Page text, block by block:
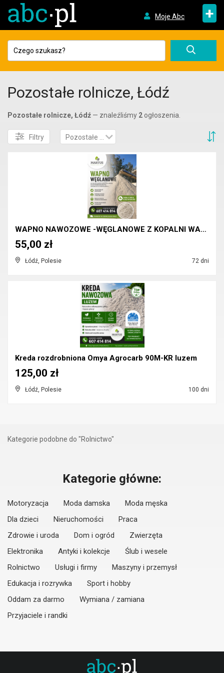
Moje Abc +
Pozostałe rolnicze, Łódź
Pozostałe rolnicze, Łódź — znaleźliśmy 2 ogłoszenia.
Filtry Pozostałe rolnicze
WAPNO NAWOZOWE -WĘGLANOWE Z KOPALNI WAPIENIA MORAW...
Łódź, Polesie 72 dni
55,00 zł
Kreda rozdrobniona Omya Agrocarb 90M-KR luzem
Łódź, Polesie 100 dni
125,00 zł
Kategorie podobne do "Rolnictwo"
Kategorie główne:
Motoryzacja Moda damska
Moda męska
Dla dzieci
Nieruchomości
Praca
Zdrowie i uroda
Dom i ogród
Zwierzęta
Elektronika
Antyki i kolekcje
Ślub i wesele
Rolnictwo
Usługi i firmy
Maszyny i przemysł
Edukacja i rozrywka
Sport i hobby
Oddam za darmo
Wymiana / zamiana
Przyjaciele i randki